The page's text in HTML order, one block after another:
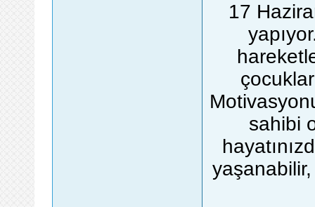
17
sahibi